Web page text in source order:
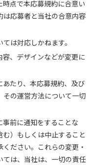
点で本応募規約に合意い
は応募者と当社の合意内容
は対応しかねます。
、デザインなどが変更に
たり、本応募規約、及び
の運営方法について一切
前に通知をすることな
）もしくは中止すること
ださい。これらの変更・
ては、当社は、一切の責任